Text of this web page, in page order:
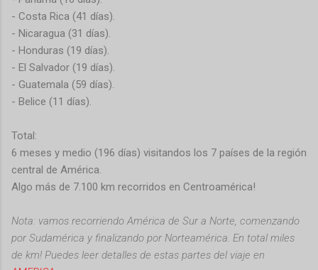
- Costa Rica (41 días).
- Nicaragua (31 días).
- Honduras (19 días).
- El Salvador (19 días).
- Guatemala (59 días).
- Belice (11 días).
Total:
6 meses y medio (196 días) visitandos los 7 países de la región
central de América.
Algo más de 7.100 km recorridos en Centroamérica!
Nota: vamos recorriendo América de Sur a Norte, comenzando
por Sudamérica y finalizando por Norteamérica. En total miles
de km! Puedes leer detalles de estas partes del viaje en